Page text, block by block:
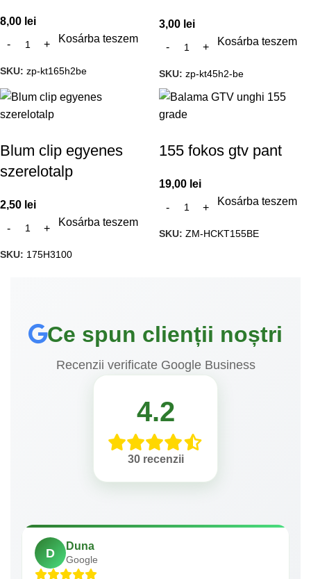
8,00 lei
Kosárba teszem
SKU: zp-kt165h2be
3,00 lei
Kosárba teszem
SKU: zp-kt45h2-be
Blum clip egyenes
szerelotalp
2,50 lei
Kosárba teszem
SKU: 175H3100
155 fokos gtv pant
19,00 lei
Kosárba teszem
SKU: ZM-HCKT155BE
Ce spun clienții noștri
Recenzii verificate Google Business
4.2
30 recenzii
D
Duna
Google